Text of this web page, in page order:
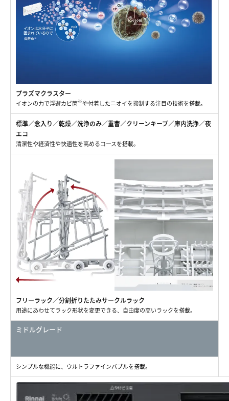
プラズマクラスター
イオンの力で浮遊カビ菌※や付着したニオイを抑制する注目の技術を搭載。
標準／念入り／乾燥／洗浄のみ／重曹／クリーンキープ／庫内洗浄／夜
エコ
清潔性や経済性や快適性を高めるコースを搭載。
フリーラック／分割折りたたみサークルラック
用途にあわせてラック形状を変更できる、自由度の高いラックを搭載。
ミドルグレード
シンプルな機能に、ウルトラファインバブルを搭載。